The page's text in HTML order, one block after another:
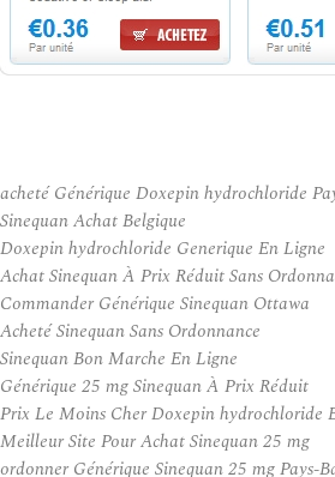
acheté Générique Doxepin hydrochloride
Sinequan Achat Belgique
Doxepin hydrochloride Generique En Ligne
Achat Sinequan À Prix Réduit Sans
Commander Générique Sinequan Ottawa
Acheté Sinequan Sans Ordonnance
Sinequan Bon Marche En Ligne
Générique 25 mg Sinequan À Prix Réduit
Prix Le Moins Cher Doxepin hydrochloride
Meilleur Site Pour Achat Sinequan 25 mg
ordonner Générique Sinequan 25 mg Pays-